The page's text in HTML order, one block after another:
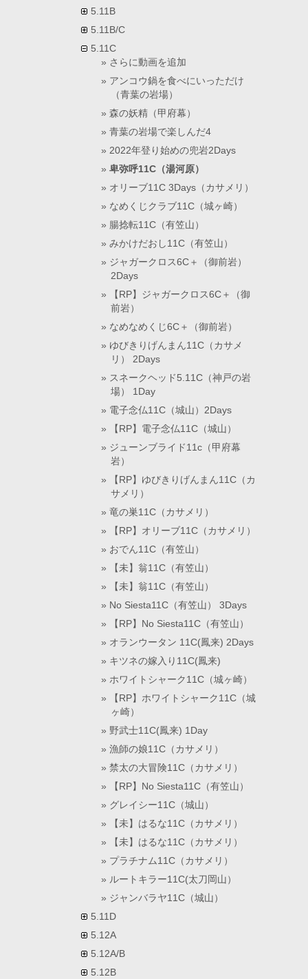
5.11B
5.11B/C
5.11C
さらに動画を追加
アンコウ鍋を食べにいっただけ
（青葉の岩場）
森の妖精（甲府幕）
青葉の岩場で楽しんだ4
2022年登り始めの兜岩2Days
卑弥呼11C（湯河原）
オリーブ11C 3Days（カサメリ）
なめくじクラブ11C（城ヶ崎）
腸捻転11C（有笠山）
みかけだおし11C（有笠山）
ジャガークロス6C＋（御前岩）
2Days
【RP】ジャガークロス6C＋（御
前岩）
なめなめくじ6C＋（御前岩）
ゆびきりげんまん11C（カサメ
リ） 2Days
スネークヘッド5.11C（神戸の岩
場） 1Day
電子念仏11C（城山）2Days
【RP】電子念仏11C（城山）
ジューンブライド11c（甲府幕
岩）
【RP】ゆびきりげんまん11C（カ
サメリ）
竜の巣11C（カサメリ）
【RP】オリーブ11C（カサメリ）
おでん11C（有笠山）
【未】翁11C（有笠山）
【未】翁11C（有笠山）
No Siesta11C（有笠山） 3Days
【RP】No Siesta11C（有笠山）
オランウータン 11C(鳳来) 2Days
キツネの嫁入り11C(鳳来)
ホワイトシャーク11C（城ヶ崎）
【RP】ホワイトシャーク11C（城
ヶ崎）
野武士11C(鳳来) 1Day
漁師の娘11C（カサメリ）
禁太の大冒険11C（カサメリ）
【RP】No Siesta11C（有笠山）
グレイシー11C（城山）
【未】はるな11C（カサメリ）
【未】はるな11C（カサメリ）
プラチナム11C（カサメリ）
ルートキラー11C(太刀岡山）
ジャンバラヤ11C（城山）
5.11D
5.12A
5.12A/B
5.12B